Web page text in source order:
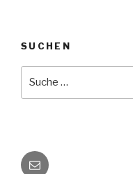
SUCHEN
E-